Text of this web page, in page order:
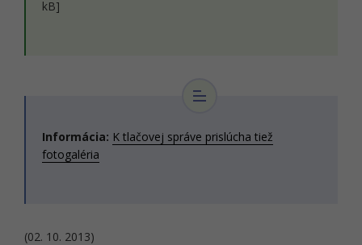
kB]
Informácia: K tlačovej správe prislúcha tiež
fotogaléria
(02. 10. 2013)